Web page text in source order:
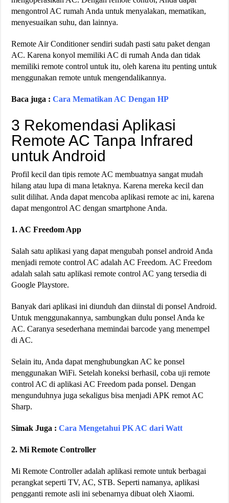
mengontrol AC rumah Anda untuk menyalakan, mematikan,
menyesuaikan suhu, dan lainnya.
Remote Air Conditioner sendiri sudah pasti satu paket dengan
AC. Karena konyol memiliki AC di rumah Anda dan tidak
memiliki remote control untuk itu, oleh karena itu penting untuk
menggunakan remote untuk mengendalikannya.
Baca juga :Cara Mematikan AC Dengan HP
3 Rekomendasi Aplikasi
Remote AC Tanpa Infrared
untuk Android
Profil kecil dan tipis remote AC membuatnya sangat mudah
hilang atau lupa di mana letaknya. Karena mereka kecil dan
sulit dilihat. Anda dapat mencoba aplikasi remote ac ini, karena
dapat mengontrol AC dengan smartphone Anda.
1. AC Freedom App
Salah satu aplikasi yang dapat mengubah ponsel android Anda
menjadi remote control AC adalah AC Freedom. AC Freedom
adalah salah satu aplikasi remote control AC yang tersedia di
Google Playstore.
Banyak dari aplikasi ini diunduh dan diinstal di ponsel Android.
Untuk menggunakannya, sambungkan dulu ponsel Anda ke
AC. Caranya sesederhana memindai barcode yang menempel
di AC.
Selain itu, Anda dapat menghubungkan AC ke ponsel
menggunakan WiFi. Setelah koneksi berhasil, coba uji remote
control AC di aplikasi AC Freedom pada ponsel. Dengan
mengunduhnya juga sekaligus bisa menjadi APK remot AC
Sharp.
Simak Juga :Cara Mengetahui PK AC dari Watt
2. Mi Remote Controller
Mi Remote Controller adalah aplikasi remote untuk berbagai
perangkat seperti TV, AC, STB. Seperti namanya, aplikasi
pengganti remote asli ini sebenarnya dibuat oleh Xiaomi.